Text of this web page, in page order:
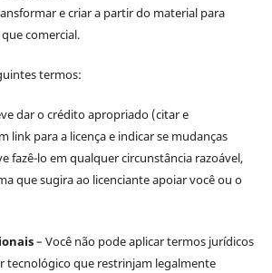
e criar a partir do material para
comercial.
termos:
dar o crédito apropriado (citar e
link para a licença e indicar se mudanças
fazê-lo em qualquer circunstância razoável,
que sugira ao licenciante apoiar você ou o
– Você não pode aplicar termos jurídicos
tecnológico que restrinjam legalmente